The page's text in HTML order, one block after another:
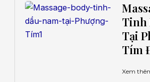
Tinh
Tại
Tím
Xem